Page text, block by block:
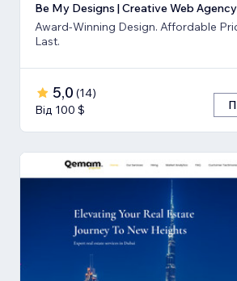
Be My Designs | Creative Web Agency
Award-Winning Design. Affordable
Last.
5,0 (14)
Від 100 $